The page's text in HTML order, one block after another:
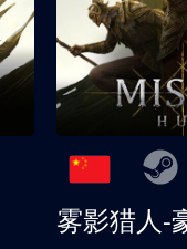
雾影猎人-